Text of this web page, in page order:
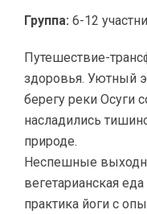
Группа: 6-12
Путешествие-
здоровья. Уютный
берегу реки Осуги
насладились
природе.
Неспешные
вегетарианская
практика йоги с